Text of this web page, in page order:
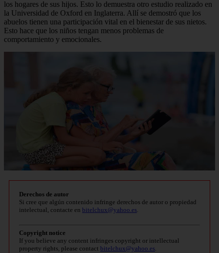
los hogares de sus hijos. Esto lo demuestra otro estudio realizado en
la Universidad de Oxford en Inglaterra. Allí se demostró que los
abuelos tienen una participación vital en el bienestar de sus nietos.
Esto hace que los niños tengan menos problemas de
comportamiento y emocionales.
Derechos de autor
Si cree que algún contenido infringe derechos de autor o propiedad
intelectual, contacte en bitelchux@yahoo.es
Copyright notice
If you believe any content infringes copyright or intellectual
property rights, please contact bitelchux@yahoo.es